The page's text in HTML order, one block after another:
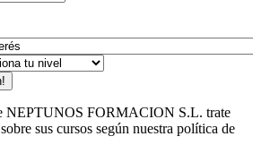
NEPTUNOS FORMACION S.L. trate
sus cursos según nuestra política de